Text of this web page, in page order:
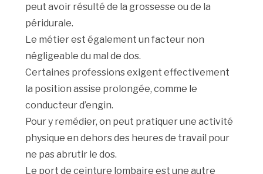
peut avoir résulté de la grossesse ou de la
péridurale.
Le métier est également un facteur non
négligeable du mal de dos.
Certaines professions exigent effectivement
la position assise prolongée, comme le
conducteur d’engin.
Pour y remédier, on peut pratiquer une activité
physique en dehors des heures de travail pour
ne pas abrutir le dos.
Le port de ceinture lombaire est une autre